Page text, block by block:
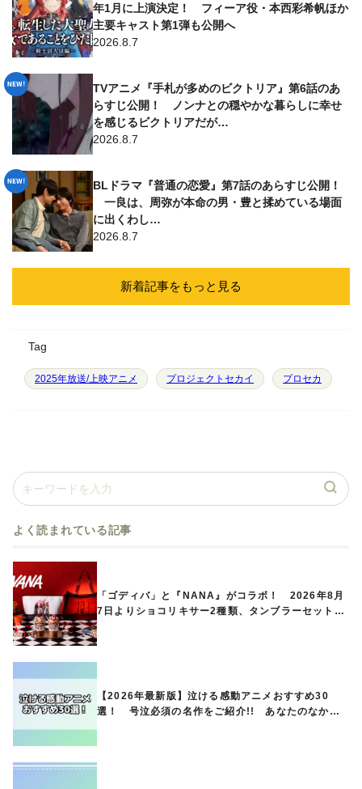
年1月に上演決定！ フィーア役・本西彩希帆ほか
主要キャスト第1弾も公開へ
2026.8.7
TVアニメ『手札が多めのビクトリア』第6話のあ
らすじ公開！ ノンナとの穏やかな暮らしに幸せ
を感じるビクトリアだが…
2026.8.7
BLドラマ『普通の恋愛』第7話のあらすじ公開！
一良は、周弥が本命の男・豊と揉めている場面
に出くわし…
2026.8.7
新着記事をもっと見る
Tag
2025年放送/上映アニメ プロジェクトセカイ プロセカ
よく読まれている記事
「ゴディバ」と『NANA』がコラボ！ 2026年8月
7日よりショコリキサー2種類、タンブラーセットな
【2026年最新版】泣ける感動アニメおすすめ30
選！ 号泣必須の名作をご紹介!! あなたのなかの